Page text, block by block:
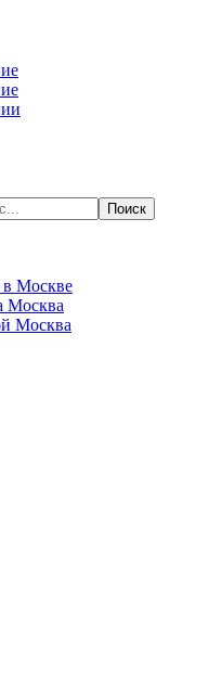
в Москве
Москва
Москва